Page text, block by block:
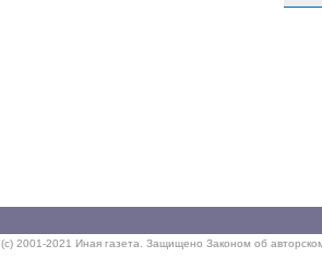
(c) 2001-2021 Иная газета. Защищено Законом об